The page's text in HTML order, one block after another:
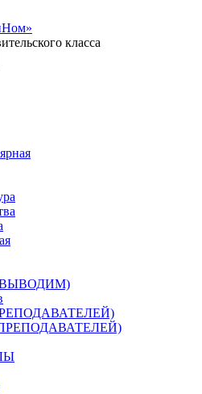
класса
(ВЫВОДИМ)
ПРЕПОДАВАТЕЛЕЙ)